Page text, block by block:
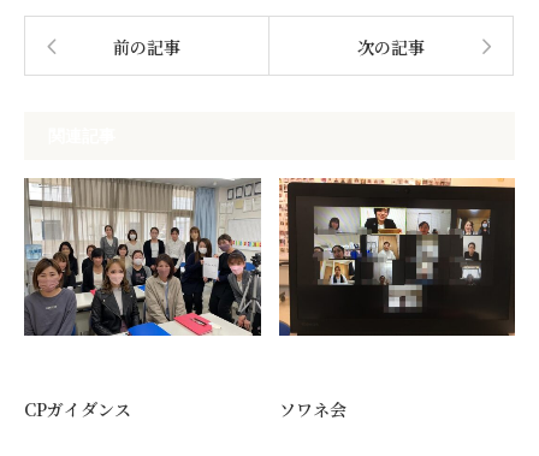
前の記事 次の記事
CPガイダンス ソワネ会